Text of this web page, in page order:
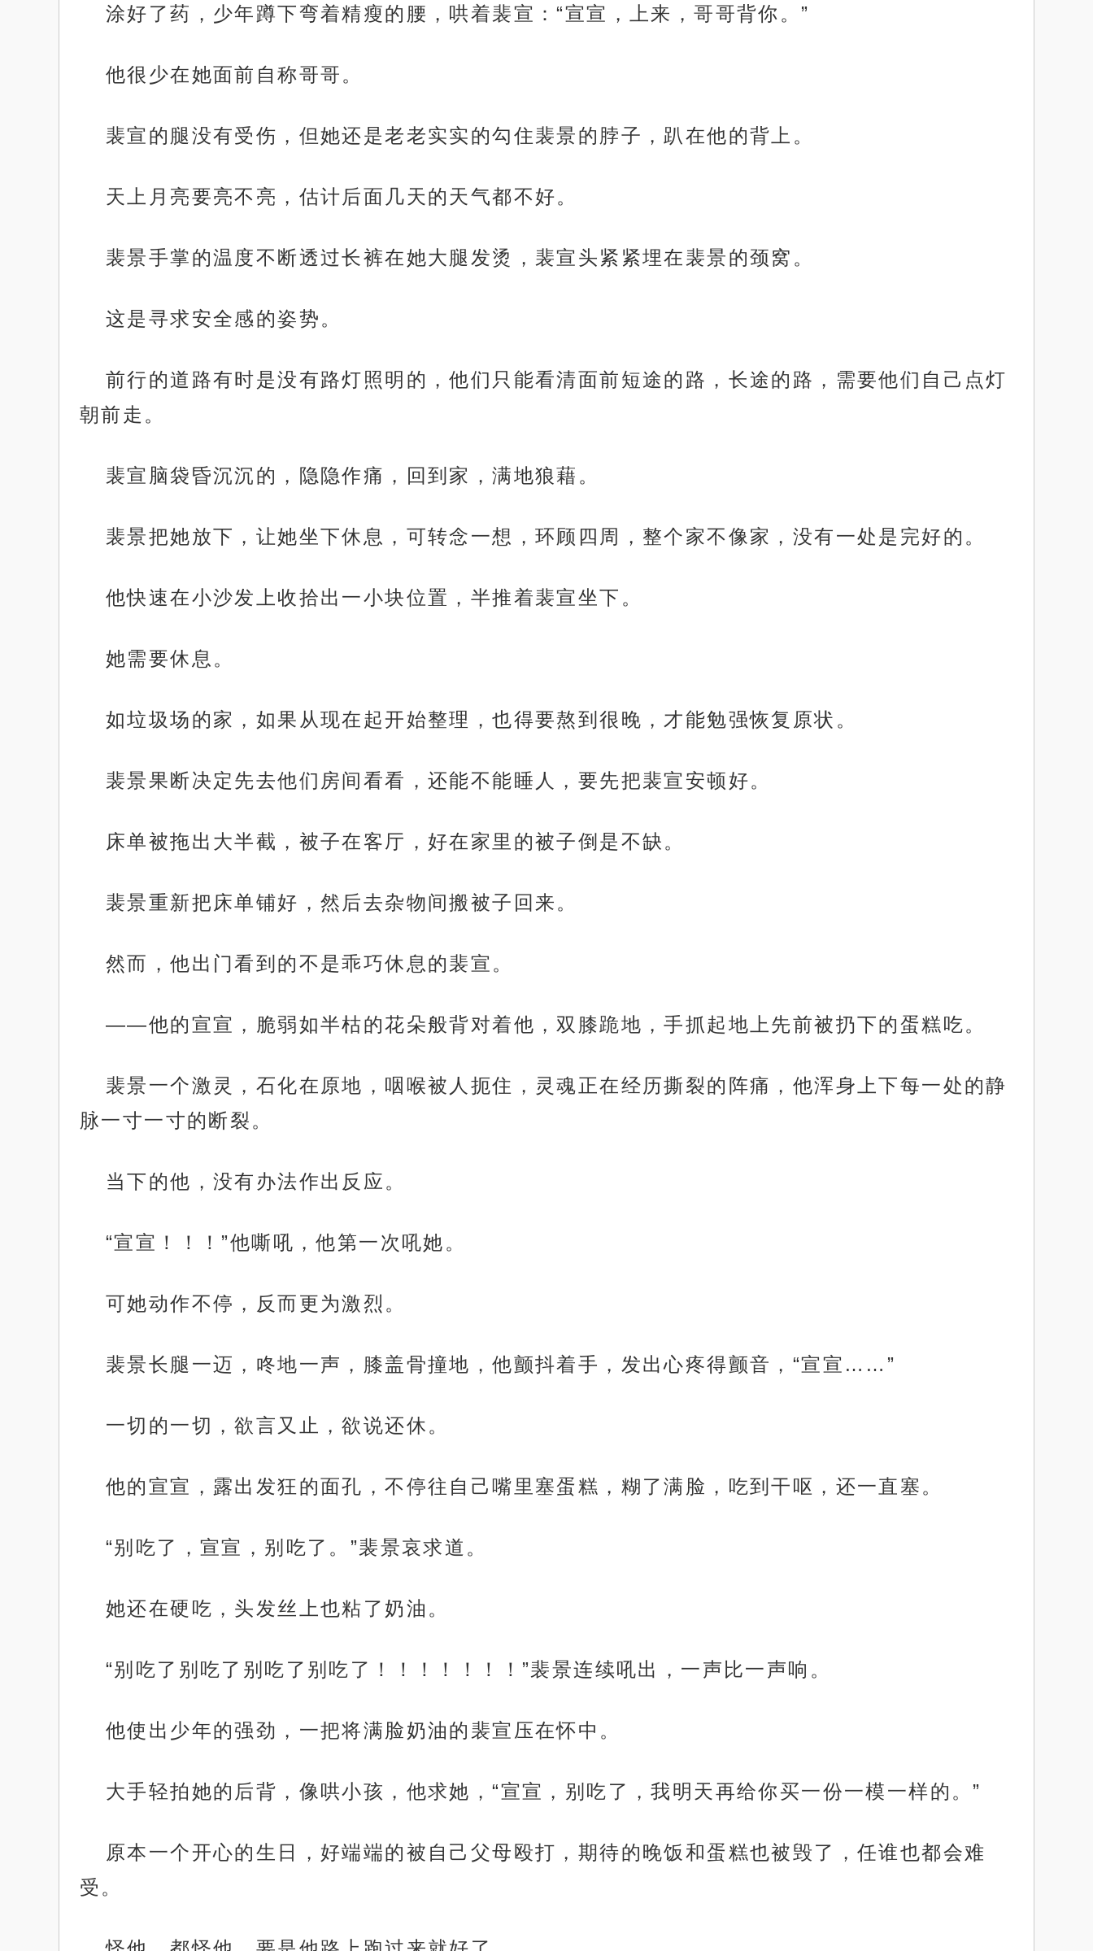
涂好了药，少年蹲下弯着精瘦的腰，哄着裴宣：“宣宣，上来，哥哥背你。”
他很少在她面前自称哥哥。
裴宣的腿没有受伤，但她还是老老实实的勾住裴景的脖子，趴在他的背上。
天上月亮要亮不亮，估计后面几天的天气都不好。
裴景手掌的温度不断透过长裤在她大腿发烫，裴宣头紧紧埋在裴景的颈窝。
这是寻求安全感的姿势。
前行的道路有时是没有路灯照明的，他们只能看清面前短途的路，长途的路，需要他们自己点灯
朝前走。
裴宣脑袋昏沉沉的，隐隐作痛，回到家，满地狼藉。
裴景把她放下，让她坐下休息，可转念一想，环顾四周，整个家不像家，没有一处是完好的。
他快速在小沙发上收拾出一小块位置，半推着裴宣坐下。
她需要休息。
如垃圾场的家，如果从现在起开始整理，也得要熬到很晚，才能勉强恢复原状。
裴景果断决定先去他们房间看看，还能不能睡人，要先把裴宣安顿好。
床单被拖出大半截，被子在客厅，好在家里的被子倒是不缺。
裴景重新把床单铺好，然后去杂物间搬被子回来。
然而，他出门看到的不是乖巧休息的裴宣。
——他的宣宣，脆弱如半枯的花朵般背对着他，双膝跪地，手抓起地上先前被扔下的蛋糕吃。
裴景一个激灵，石化在原地，咽喉被人扼住，灵魂正在经历撕裂的阵痛，他浑身上下每一处的静
脉一寸一寸的断裂。
当下的他，没有办法作出反应。
“宣宣！！！”他嘶吼，他第一次吼她。
可她动作不停，反而更为激烈。
裴景长腿一迈，咚地一声，膝盖骨撞地，他颤抖着手，发出心疼得颤音，“宣宣……”
一切的一切，欲言又止，欲说还休。
他的宣宣，露出发狂的面孔，不停往自己嘴里塞蛋糕，糊了满脸，吃到干呕，还一直塞。
“别吃了，宣宣，别吃了。”裴景哀求道。
她还在硬吃，头发丝上也粘了奶油。
“别吃了别吃了别吃了别吃了！！！！！！！”裴景连续吼出，一声比一声响。
他使出少年的强劲，一把将满脸奶油的裴宣压在怀中。
大手轻拍她的后背，像哄小孩，他求她，“宣宣，别吃了，我明天再给你买一份一模一样的。”
原本一个开心的生日，好端端的被自己父母殴打，期待的晚饭和蛋糕也被毁了，任谁也都会难
受。